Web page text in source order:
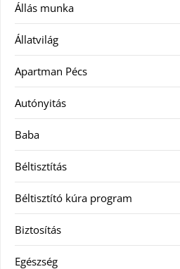
Állás munka
Állatvilág
Apartman Pécs
Autónyitás
Baba
Béltisztítás
Béltisztító kúra program
Biztosítás
Egészség